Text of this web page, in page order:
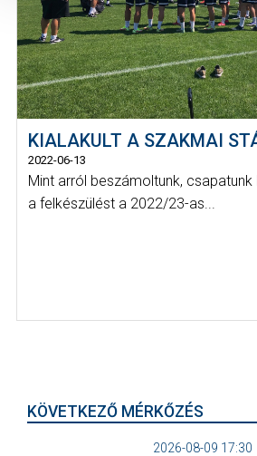
KIALAKULT A SZAKMAI
2022-06-13
Mint arról beszámoltunk,
a felkészülést a 2022/23-as...
KÖVETKEZŐ MÉRKŐZÉS
2026-08-09 17:30